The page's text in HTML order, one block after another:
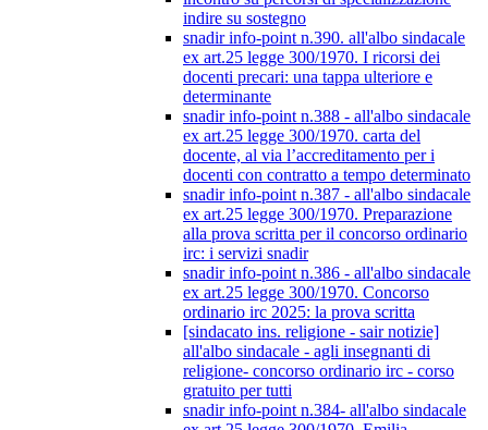
indire su sostegno
snadir info-point n.390. all'albo sindacale
ex art.25 legge 300/1970. I ricorsi dei
docenti precari: una tappa ulteriore e
determinante
snadir info-point n.388 - all'albo sindacale
ex art.25 legge 300/1970. carta del
docente, al via l’accreditamento per i
docenti con contratto a tempo determinato
snadir info-point n.387 - all'albo sindacale
ex art.25 legge 300/1970. Preparazione
alla prova scritta per il concorso ordinario
irc: i servizi snadir
snadir info-point n.386 - all'albo sindacale
ex art.25 legge 300/1970. Concorso
ordinario irc 2025: la prova scritta
[sindacato ins. religione - sair notizie]
all'albo sindacale - agli insegnanti di
religione- concorso ordinario irc - corso
gratuito per tutti
snadir info-point n.384- all'albo sindacale